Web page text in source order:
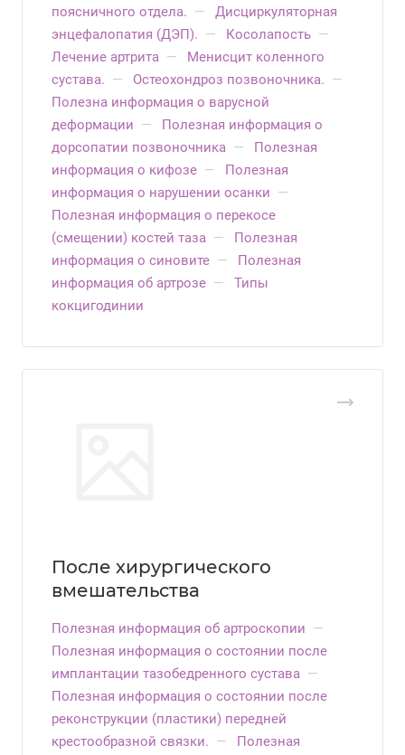
поясничного отдела. —
Дисциркуляторная
энцефалопатия (ДЭП). — Косолапость —
Лечение артрита —
Менисцит коленного
сустава. — Остеохондроз позвоночника. —
Полезна информация о варусной
деформации —
Полезная информация о
дорсопатии позвоночника —
Полезная
информация о кифозе —
Полезная
информация о нарушении осанки —
Полезная информация о перекосе
(смещении) костей таза —
Полезная
информация о синовите —
Полезная
информация об артрозе —
Типы
кокцигодинии
После хирургического
вмешательства
Полезная информация об артроскопии —
Полезная информация о состоянии после
имплантации тазобедренного сустава —
Полезная информация о состоянии после
реконструкции (пластики) передней
крестообразной связки. —
Полезная